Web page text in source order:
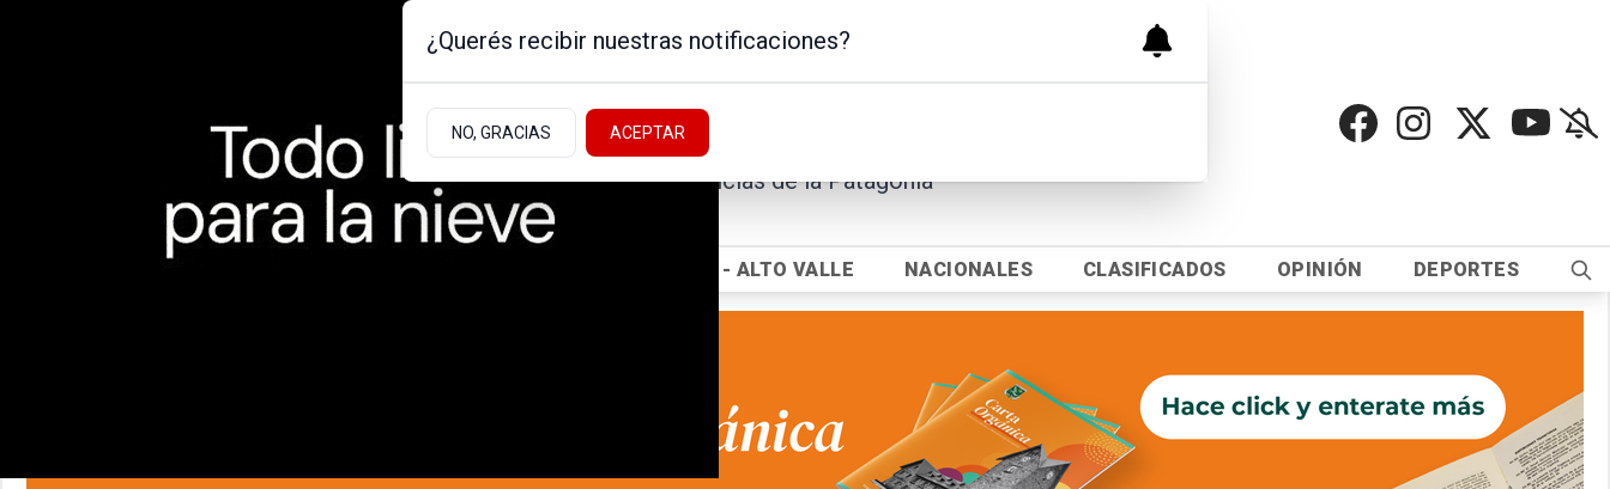
de 2026
Noticias de la Patagonia
NEUQUÉN - ALTO VALLE NACIONALES CLASIFICADOS OPINIÓN DEPORTES
¿Querés recibir nuestras notificaciones?
NO, GRACIAS ACEPTAR